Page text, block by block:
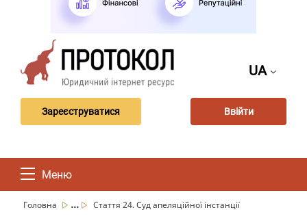
UA
Зареєструватися Ввійти
Меню
Головна ... Стаття 24. Суд апеляційної інстанції